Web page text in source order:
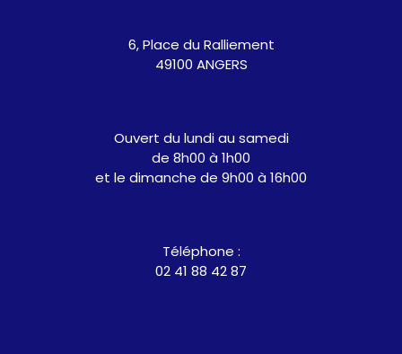
6, Place du Ralliement
49100 ANGERS
Ouvert du lundi au samedi
de 8h00 à 1h00
et le dimanche de 9h00 à 16h00
Téléphone :
02 41 88 42 87